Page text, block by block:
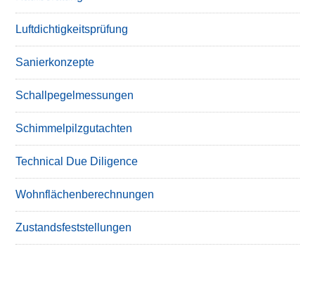
Luftdichtigkeitsprüfung
Sanierkonzepte
Schallpegelmessungen
Schimmelpilzgutachten
Technical Due Diligence
Wohnflächenberechnungen
Zustandsfeststellungen